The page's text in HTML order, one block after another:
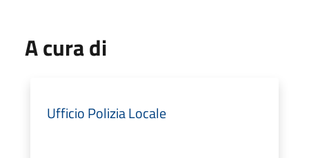
A cura di
Ufficio Polizia Locale